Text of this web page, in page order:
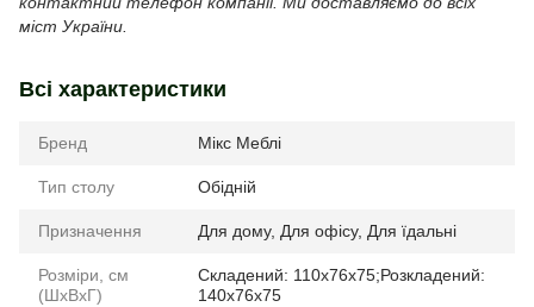
міст України.
Всі характеристики
Бренд Мікс Меблі
Тип столу Обідній
Призначення Для дому, Для офісу, Для їдальні
Розміри, см
(ШхВхГ)
Складений: 110x76x75;Розкладений:
140x76x75